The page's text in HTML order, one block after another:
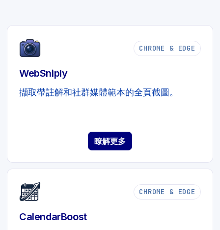
CHROME & EDGE
WebSniply
擷取帶註解和社群媒體範本的全頁截圖。
瞭解更多
CHROME & EDGE
CalendarBoost